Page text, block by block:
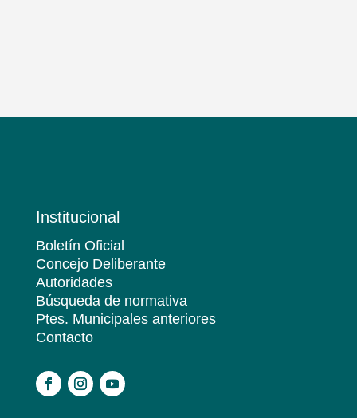
Institucional
Boletín Oficial
Concejo Deliberante
Autoridades
Búsqueda de normativa
Ptes. Municipales anteriores
Contacto